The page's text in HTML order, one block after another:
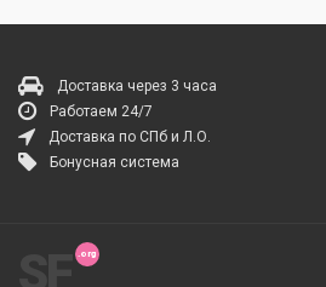
Доставка через 3 часа
Работаем 24/7
Доставка по СПб и Л.О.
Бонусная система